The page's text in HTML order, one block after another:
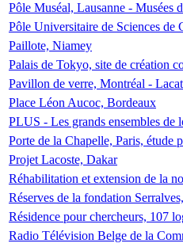
Pôle Muséal, Lausanne - Musées
Pôle Universitaire de Sciences de
Paillote, Niamey
Palais de Tokyo, site de création
Pavillon de verre, Montréal -
Place Léon Aucoc, Bordeaux
PLUS - Les grands ensembles
Porte de la Chapelle, Paris, étude
Projet Lacoste, Dakar
Réhabilitation et extension de la
Réserves de la fondation
Résidence pour chercheurs, 107
Radio Télévision Belge de la